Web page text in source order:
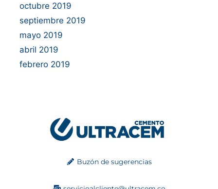
octubre 2019
septiembre 2019
mayo 2019
abril 2019
febrero 2019
Buzón de sugerencias